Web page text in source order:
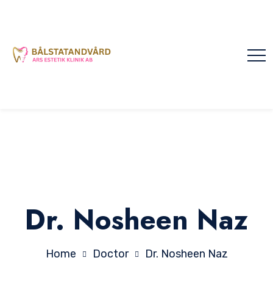
Dr. Nosheen Naz
Home Doctor Dr. Nosheen Naz